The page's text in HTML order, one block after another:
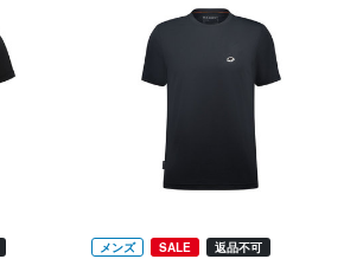
メンズ SALE 返品不可